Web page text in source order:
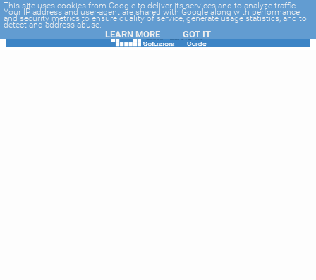
-->
This site uses cookies from Google to deliver its services and to analyze traffic.
Your IP address and user-agent are shared with Google along with performance
and security metrics to ensure quality of service, generate usage statistics, and to
detect and address abuse.
LEARN MORE GOT IT